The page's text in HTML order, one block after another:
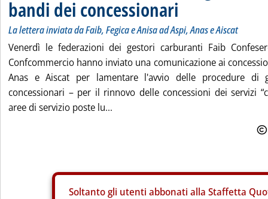
bandi dei concessionari
La lettera inviata da Faib, Fegica e Anisa ad Aspi, Anas e Aiscat
Venerdì le federazioni dei gestori carburanti Faib
Confcommercio hanno inviato una comunicazione ai
Anas e Aiscat per lamentare l'avvio delle procedure
concessionari – per il rinnovo delle concessioni dei servizi
aree di servizio poste lu...
Soltanto gli utenti abbonati alla Staffetta